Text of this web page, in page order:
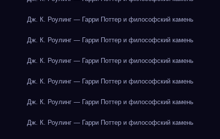
Дж. К. Роулинг — Гарри Поттер и философский камень
Дж. К. Роулинг — Гарри Поттер и философский камень
Дж. К. Роулинг — Гарри Поттер и философский камень
Дж. К. Роулинг — Гарри Поттер и философский камень
Дж. К. Роулинг — Гарри Поттер и философский камень
Дж. К. Роулинг — Гарри Поттер и философский камень